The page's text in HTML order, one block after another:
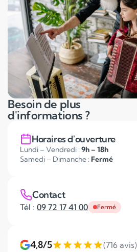
Besoin de plus
d'informations ?
Horaires d'ouverture
Lundi – Vendredi : 9h – 18h
Samedi – Dimanche : Fermé
Contact
Tél : 09 72 17 41 00 Fermé
4,8/5 (716 avis)